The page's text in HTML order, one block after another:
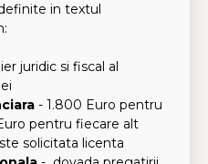
in textul
juridic si fiscal al
- 1.800 Euro pentru
pentru fiecare alt
solicitata licenta